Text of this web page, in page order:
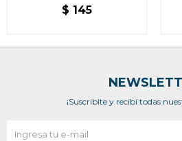
GATITOS CARNE 340
$ 145
¡Suscribite y recibí todas